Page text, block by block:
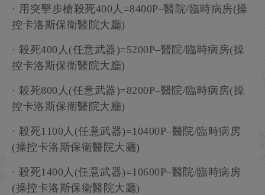
· 用突擊步槍殺死400人=8400P–醫院/臨時病房(操
控卡洛斯保衛醫院大廳)
· 殺死400人(任意武器)=5200P–醫院/臨時病房(操
控卡洛斯保衛醫院大廳)
· 殺死800人(任意武器)=8200P–醫院/臨時病房(操
控卡洛斯保衛醫院大廳)
· 殺死1100人(任意武器)=10400P–醫院/臨時病房
(操控卡洛斯保衛醫院大廳)
· 殺死1400人(任意武器)=10600P–醫院/臨時病房
(操控卡洛斯保衛醫院大廳)